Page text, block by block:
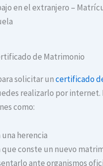
en el extranjero –
de Matrimonio
solicitar uncertificado
realizarlo por internet.
como:
una herencia
que conste un nuevo
ante organismos